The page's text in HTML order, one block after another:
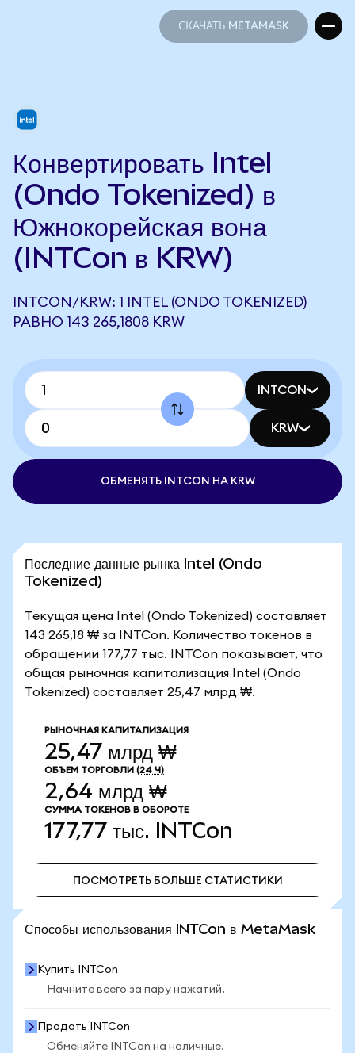
СКАЧАТЬ METAMASK
Конвертировать Intel
(Ondo Tokenized) в
Южнокорейская вона
(INTCon в KRW)
INTCON/KRW: 1 INTEL (ONDO TOKENIZED)
РАВНО 143 265,1808 KRW
INTCON
KRW
ОБМЕНЯТЬ INTCON НА KRW
Последние данные рынка Intel (Ondo
Tokenized)
Текущая цена Intel (Ondo Tokenized) составляет
143 265,18 ₩ за INTCon. Количество токенов в
обращении 177,77 тыс. INTCon показывает, что
общая рыночная капитализация Intel (Ondo
Tokenized) составляет 25,47 млрд ₩.
РЫНОЧНАЯ КАПИТАЛИЗАЦИЯ
25,47 млрд ₩
ОБЪЕМ ТОРГОВЛИ (24 Ч)
2,64 млрд ₩
СУММА ТОКЕНОВ В ОБОРОТЕ
177,77 тыс. INTCon
ПОСМОТРЕТЬ БОЛЬШЕ СТАТИСТИКИ
Способы использования INTCon в MetaMask
Купить INTCon
Начните всего за пару нажатий.
Продать INTCon
Обменяйте INTCon на наличные.